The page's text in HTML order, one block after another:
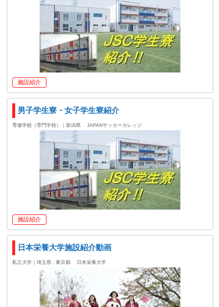
施設紹介
男子学生寮・女子学生寮紹介
専修学校（専門学校）｜新潟県 JAPANサッカーカレッジ
施設紹介
日本栄養大学施設紹介動画
私立大学｜埼玉県 , 東京都 日本栄養大学